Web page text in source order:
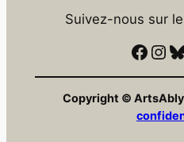
Suivez-nous sur
Facebook Instagram Ciel bleu
Copyright ©